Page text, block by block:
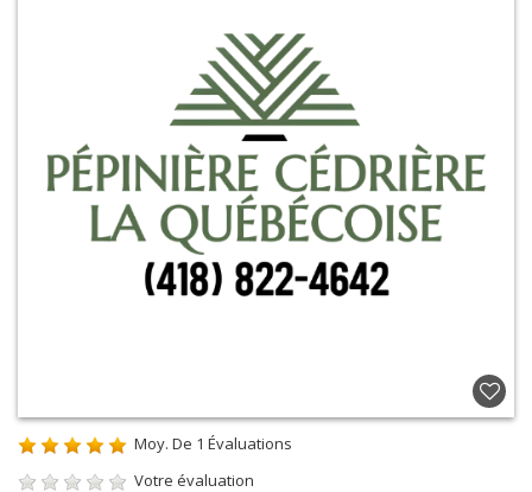
Moy. De 1 Évaluations
Votre évaluation